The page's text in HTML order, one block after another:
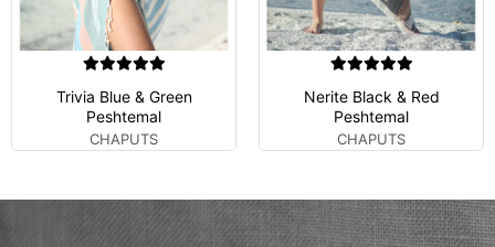
Trivia Blue & Green
Peshtemal
CHAPUTS
Nerite Black & Red
Peshtemal
CHAPUTS